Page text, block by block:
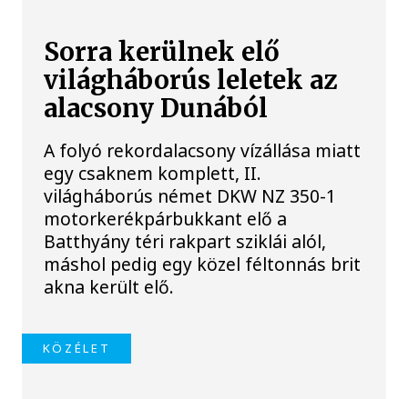
Sorra kerülnek elő
világháborús leletek az
alacsony Dunából
A folyó rekordalacsony vízállása miatt
egy csaknem komplett, II.
világháborús német DKW NZ 350-1
motorkerékpárbukkant elő a
Batthyány téri rakpart sziklái alól,
máshol pedig egy közel féltonnás brit
akna került elő.
KÖZÉLET